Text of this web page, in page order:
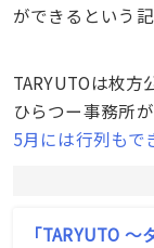
ができるという記
TARYUTOは枚方
ひらつー事務所
5月には行列もで
「TARYUTO